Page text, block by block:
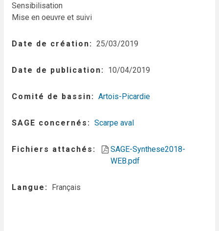
Sensibilisation
Mise en oeuvre et suivi
Date de création 25/03/2019
Date de publication 10/04/2019
Comité de bassin Artois-Picardie
SAGE concernés Scarpe aval
Fichiers attachés
SAGE-Synthese2018-
WEB.pdf
Langue Français